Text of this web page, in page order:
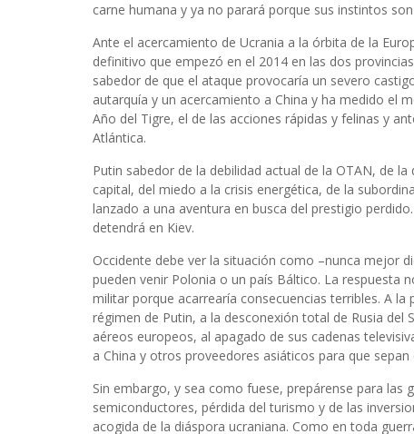
carne humana y ya no parará porque sus instintos
Ante el acercamiento de Ucrania a la órbita de la
definitivo que empezó en el 2014 en las dos
sabedor de que el ataque provocaría un severo
autarquía y un acercamiento a China y ha medido el
Año del Tigre, el de las acciones rápidas y felinas y
Atlántica.
Putin sabedor de la debilidad actual de la OTAN, de
capital, del miedo a la crisis energética, de la
lanzado a una aventura en busca del prestigio
detendrá en Kiev.
Occidente debe ver la situación como –nunca mejor
pueden venir Polonia o un país Báltico. La respuesta
militar porque acarrearía consecuencias terribles. A
régimen de Putin, a la desconexión total de Rusia del
aéreos europeos, al apagado de sus cadenas
a China y otros proveedores asiáticos para que
Sin embargo, y sea como fuese, prepárense para las
semiconductores, pérdida del turismo y de las
acogida de la diáspora ucraniana. Como en toda